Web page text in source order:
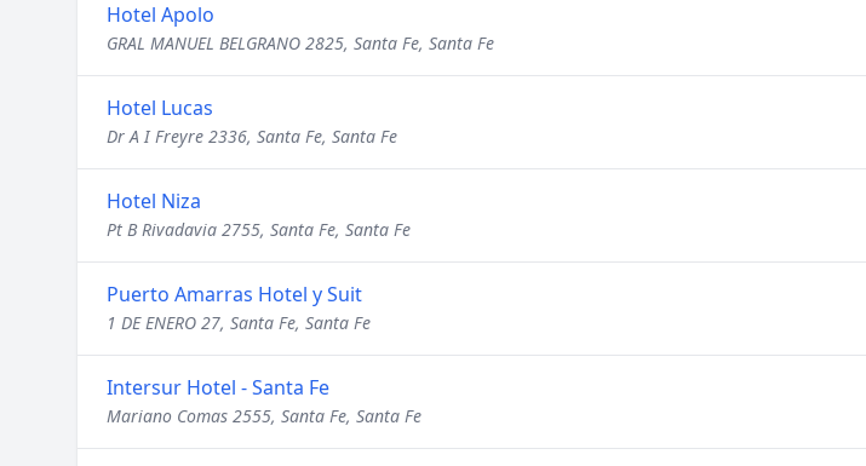
Hotel Apolo
GRAL MANUEL BELGRANO 2825, Santa Fe, Santa Fe
Hotel Lucas
Dr A I Freyre 2336, Santa Fe, Santa Fe
Hotel Niza
Pt B Rivadavia 2755, Santa Fe, Santa Fe
Puerto Amarras Hotel y Suit
1 DE ENERO 27, Santa Fe, Santa Fe
Intersur Hotel - Santa Fe
Mariano Comas 2555, Santa Fe, Santa Fe